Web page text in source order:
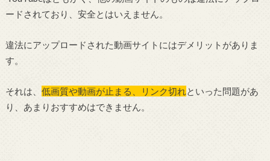
ードされており、安全とはいえません。
違法にアップロードされた動画サイトにはデメリットがありま
す。
それは、 低画質や動画が止まる、リンク切れ といった問題があ
り、あまりおすすめはできません。